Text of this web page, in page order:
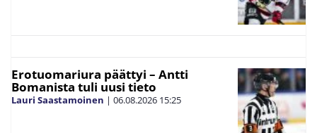
Erotuomariura päättyi – Antti
Bomanista tuli uusi tieto
Lauri Saastamoinen | 06.08.2026 15:25